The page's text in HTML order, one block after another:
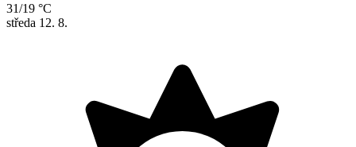
31/19 °C
středa 12. 8.